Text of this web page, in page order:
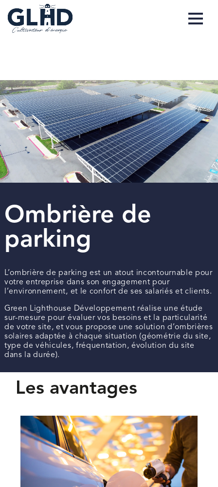
Ombrière de
parking
L’ombrière de parking est un atout incontournable pour
votre entreprise dans son engagement pour
l’environnement, et le confort de ses salariés et clients.
Green Lighthouse Développement réalise une étude
sur-mesure pour évaluer vos besoins et la particularité
de votre site, et vous propose une solution d’ombrières
solaires adaptée à chaque situation (géométrie du site,
type de véhicules, fréquentation, évolution du site
dans la durée).
Les avantages